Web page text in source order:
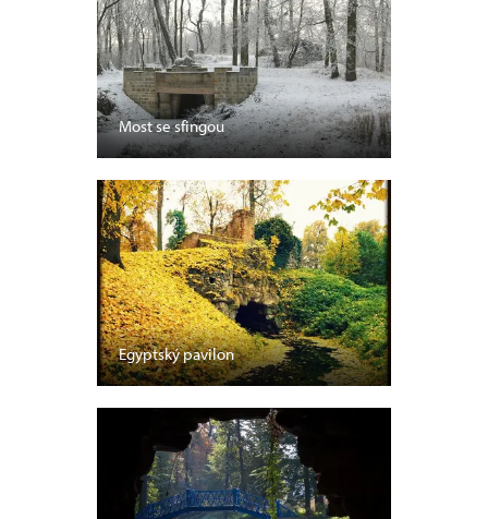
Most se sfingou
Egyptský pavilon